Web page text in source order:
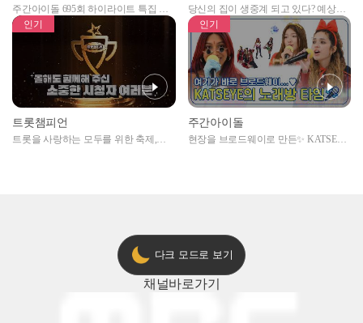
주간아이돌 695회 하이라이트 특집 남
자아이돌편 예고
당신의 집이 생중계 되고 있다? 예상치
못한 곳에서 일어나는 불법촬영 범죄!
인기
트롯챔피언
트롯을 사랑하는 모두를 위한 축제,
인기
주간아이돌
현장을 브로드웨이로 만든✨ KATSEYE
다크 모드로 보기
채널바로가기